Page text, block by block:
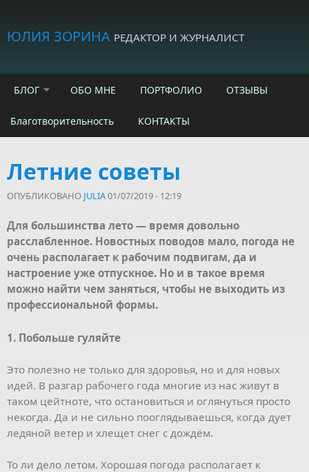
ЮЛИЯ ЗОРИНА РЕДАКТОР И ЖУРНАЛИСТ
БЛОГ ОБО МНЕ ПОРТФОЛИО ОТЗЫВЫ
Благотворительность КОНТАКТЫ
Летние советы
ОПУБЛИКОВАНО JULIA01/07/2019 - 12:19
Для большинства лето — время довольно
расслабленное. Новостных поводов мало, погода не
очень располагает к рабочим подвигам, да и
настроение уже отпускное. Но и в такое время
можно найти чем заняться, чтобы не выходить из
профессиональной формы.
1. Побольше гуляйте
Это полезно не только для здоровья, но и для новых
идей. В разгар рабочего года многие из нас живут в
таком цейтноте, что остановиться и оглянуться просто
некогда. Да и не сильно пооглядываешься, когда дует
ледяной ветер и хлещет снег с дождём.
То ли дело летом. Хорошая погода располагает к